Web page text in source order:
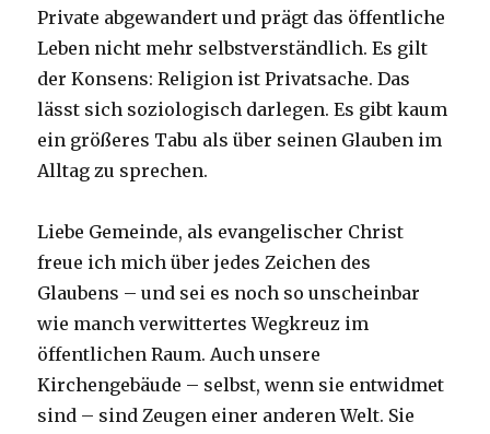
Private abgewandert und prägt das öffentliche
Leben nicht mehr selbstverständlich. Es gilt
der Konsens: Religion ist Privatsache. Das
lässt sich soziologisch darlegen. Es gibt kaum
ein größeres Tabu als über seinen Glauben im
Alltag zu sprechen.
Liebe Gemeinde, als evangelischer Christ
freue ich mich über jedes Zeichen des
Glaubens – und sei es noch so unscheinbar
wie manch verwittertes Wegkreuz im
öffentlichen Raum. Auch unsere
Kirchengebäude – selbst, wenn sie entwidmet
sind – sind Zeugen einer anderen Welt. Sie